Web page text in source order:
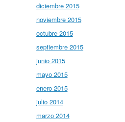
diciembre 2015
noviembre 2015
octubre 2015
septiembre 2015
junio 2015
mayo 2015
enero 2015
julio 2014
marzo 2014